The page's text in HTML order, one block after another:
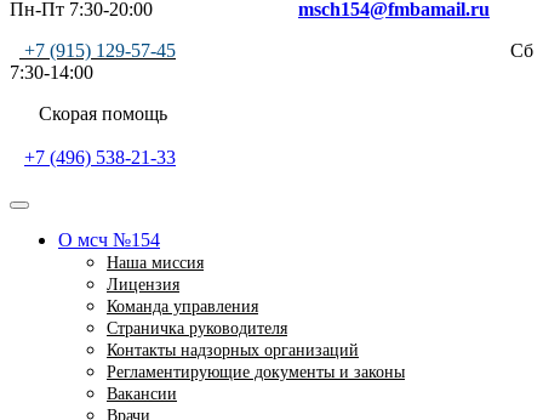
Пн-Пт 7:30-20:00 msch154@fmbamail.ru
+7 (915) 129-57-45
Сб
7:30-14:00
Скорая помощь
+7 (496) 538-21-33
О мсч №154
Наша миссия
Лицензия
Команда управления
Страничка руководителя
Контакты надзорных организаций
Регламентирующие документы и законы
Вакансии
Врачи